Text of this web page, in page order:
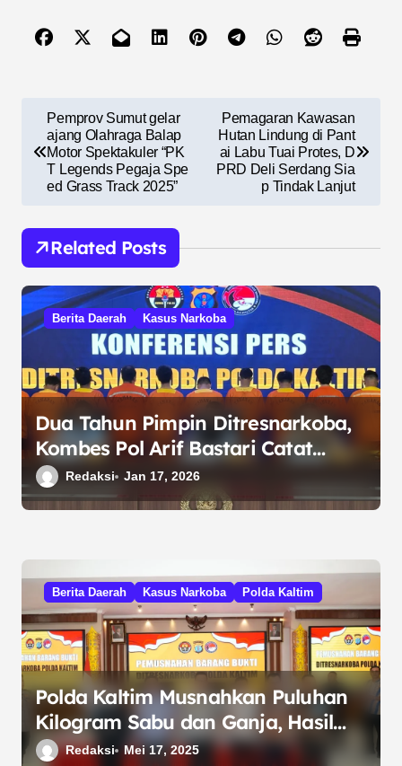
g
a
s
i
o
s
Pemprov Sumut gelar
ajang Olahraga Balap
Motor Spektakuler “PK
T Legends Pegaja Spe
ed Grass Track 2025”
Pemagaran Kawasan
Hutan Lindung di Pant
ai Labu Tuai Protes, D
PRD Deli Serdang Sia
p Tindak Lanjut
Related Posts
Berita Daerah Kasus Narkoba
Dua Tahun Pimpin Ditresnarkoba,
Kombes Pol Arif Bastari Catat
Peningkatan Penindakan Narkoba
Redaksi Jan 17, 2026
Berita Daerah Kasus Narkoba Polda Kaltim
Polda Kaltim Musnahkan Puluhan
Kilogram Sabu dan Ganja, Hasil
Ungkap 9 Kasus Narkotika
Redaksi Mei 17, 2025